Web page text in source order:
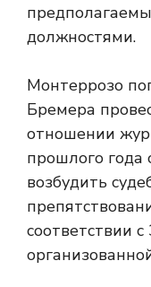
должностями.
Монтеррозо
Бремера
отношении
прошлого года
возбудить
соответствии